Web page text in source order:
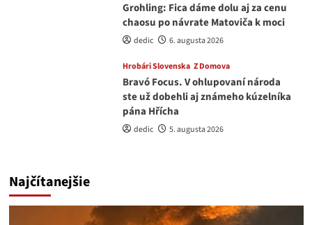
Grohling: Fica dáme dolu aj za cenu
chaosu po návrate Matoviča k moci
dedic 6. augusta 2026
Hrobári Slovenska Z Domova
Bravó Focus. V ohlupovaní národa
ste už dobehli aj známeho kúzelníka
pána Hřícha
dedic 5. augusta 2026
Najčítanejšie